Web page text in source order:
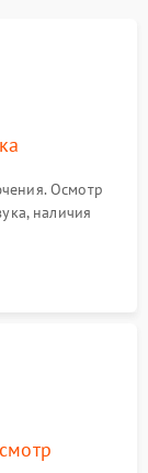
Осмотр
наличия
тестовых
поломки.